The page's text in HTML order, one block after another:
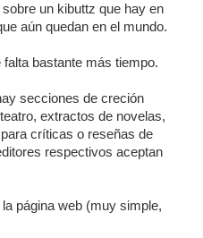
un kibuttz que hay en
aún quedan en el mundo.
bastante más tiempo.
secciones de creción
extractos de novelas,
críticas o reseñas de
respectivos aceptan
página web (muy simple,